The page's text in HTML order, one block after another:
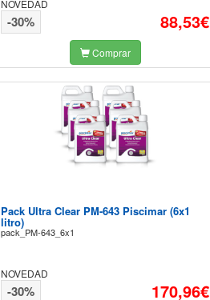
NOVEDAD
88,53€
-30%
Comprar
Pack Ultra Clear PM-643 Piscimar (6x1
litro)
pack_PM-643_6x1
NOVEDAD
170,96€
-30%